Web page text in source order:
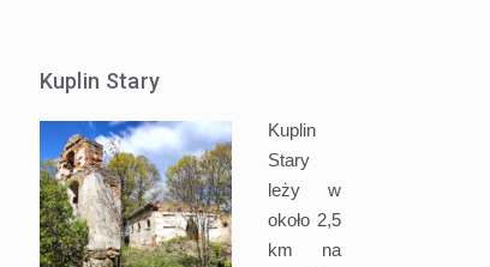
Kuplin Stary
Kuplin
Stary
leży w
około 2,5
km na